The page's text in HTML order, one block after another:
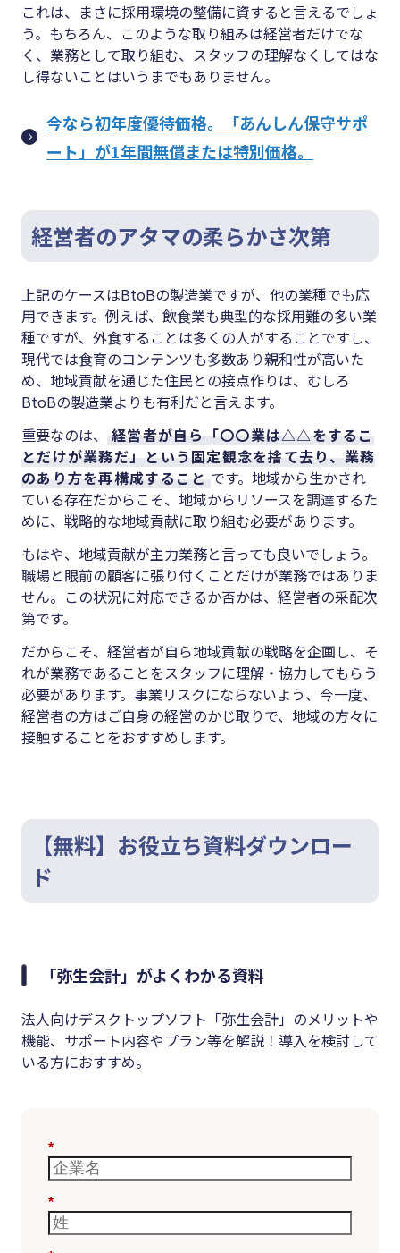
これは、まさに採用環境の整備に資すると言えるでしょ
う。もちろん、このような取り組みは経営者だけでな
く、業務として取り組む、スタッフの理解なくしてはな
し得ないことはいうまでもありません。
今なら初年度優待価格。「あんしん保守サポ
ート」が1年間無償または特別価格。
経営者のアタマの柔らかさ次第
上記のケースはBtoBの製造業ですが、他の業種でも応
用できます。例えば、飲食業も典型的な採用難の多い業
種ですが、外食することは多くの人がすることですし、
現代では食育のコンテンツも多数あり親和性が高いた
め、地域貢献を通じた住民との接点作りは、むしろ
BtoBの製造業よりも有利だと言えます。
重要なのは、
経営者が自ら「〇〇業は△△をするこ
とだけが業務だ」という固定観念を捨て去り、業務
のあり方を再構成すること です。地域から生かされ
ている存在だからこそ、地域からリソースを調達するた
めに、戦略的な地域貢献に取り組む必要があります。
もはや、地域貢献が主力業務と言っても良いでしょう。
職場と眼前の顧客に張り付くことだけが業務ではありま
せん。この状況に対応できるか否かは、経営者の采配次
第です。
だからこそ、経営者が自ら地域貢献の戦略を企画し、そ
れが業務であることをスタッフに理解・協力してもらう
必要があります。事業リスクにならないよう、今一度、
経営者の方はご自身の経営のかじ取りで、地域の方々に
接触することをおすすめします。
【無料】お役立ち資料ダウンロー
ド
「弥生会計」がよくわかる資料
法人向けデスクトップソフト「弥生会計」のメリットや
機能、サポート内容やプラン等を解説！導入を検討して
いる方におすすめ。
*
*